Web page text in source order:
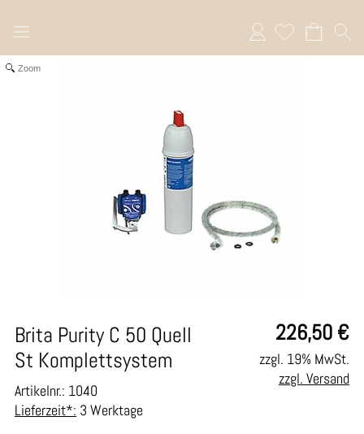
Anmelden
Zoom
226,50 €
Brita Purity C 50 Quell
St Komplettsystem
Artikelnr.: 1040
Lieferzeit*: 3 Werktage
zzgl. 19% MwSt.
zzgl. Versand